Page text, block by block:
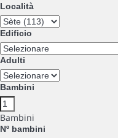
Località
Edificio
Adulti
Bambini
Bambini
Nº bambini